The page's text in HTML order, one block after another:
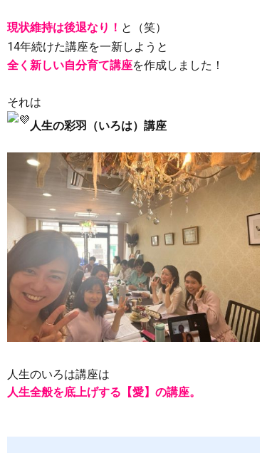
現状維持は後退なり！ と（笑）
14年続けた講座を一新しようと
全く新しい自分育て講座を作成しました！
それは
人生の彩羽（いろは）講座
人生のいろは講座は
人生全般を底上げする【愛】の講座。